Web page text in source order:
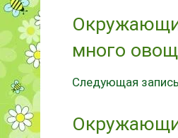
много
Следующая запись